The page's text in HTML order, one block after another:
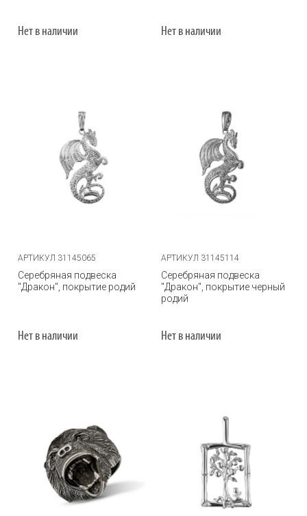
Нет в наличии Нет в наличии
АРТИКУЛ 31145065
Серебряная подвеска
"Дракон", покрытие родий
Нет в наличии
АРТИКУЛ 31145114
Серебряная подвеска
"Дракон", покрытие черный
родий
Нет в наличии